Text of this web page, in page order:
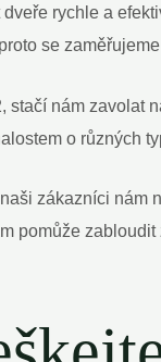
⁤rychle a
se
stačí nám ⁤zavolat
o ​různých
zákazníci nám
pomůže